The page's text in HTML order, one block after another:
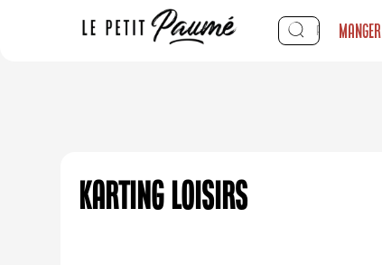
Manger
Karting Loisirs